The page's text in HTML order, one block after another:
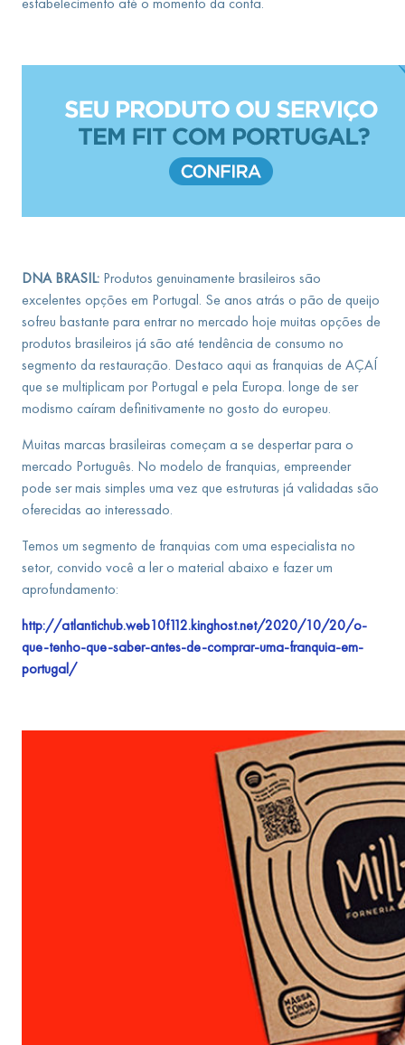
DNA BRASIL: Produtos genuinamente brasileiros são
excelentes opções em Portugal. Se anos atrás o pão de queijo
sofreu bastante para entrar no mercado hoje muitas opções de
produtos brasileiros já são até tendência de consumo no
segmento da restauração. Destaco aqui as franquias de AÇAÍ
que se multiplicam por Portugal e pela Europa. longe de ser
modismo caíram definitivamente no gosto do europeu.
Muitas marcas brasileiras começam a se despertar para o
mercado Português. No modelo de franquias, empreender
pode ser mais simples uma vez que estruturas já validadas são
oferecidas ao interessado.
Temos um segmento de franquias com uma especialista no
setor, convido você a ler o material abaixo e fazer um
aprofundamento:
http://atlantichub.web10f112.kinghost.net/2020/10/20/o-
que-tenho-que-saber-antes-de-comprar-uma-franquia-em-
portugal/